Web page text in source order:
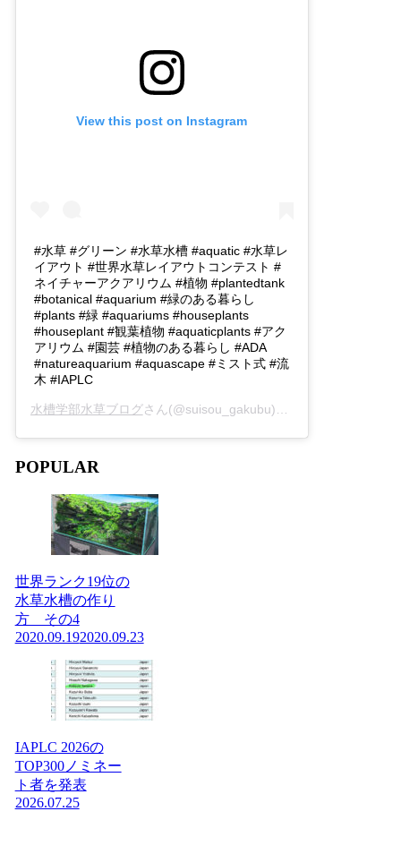
View this post on Instagram
#水草 #グリーン #水草水槽 #aquatic #水草レ
イアウト #世界水草レイアウトコンテスト #
ネイチャーアクアリウム #植物 #plantedtank
#botanical #aquarium #緑のある暮らし
#plants #緑 #aquariums #houseplants
#houseplant #観葉植物 #aquaticplants #アク
アリウム #園芸 #植物のある暮らし #ADA
#natureaquarium #aquascape #ミスト式 #流
木 #IAPLC
水槽学部水草ブログさん(@suisou_gakubu)がシェアした投稿 -
POPULAR
世界ランク19位の
水草水槽の作り
方 その4
2020.09.192020.09.23
IAPLC 2026の
TOP300ノミネー
ト者を発表
2026.07.25